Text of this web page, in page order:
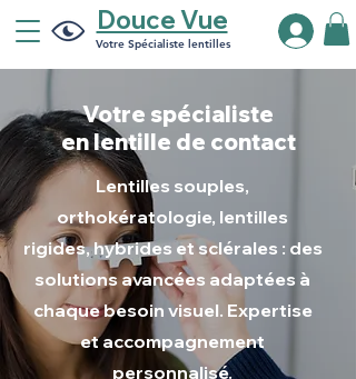
Douce Vue
Votre Spécialiste lentilles
Votre spécialiste
enlentille de contact
Lentilles souples,
orthokératologie, lentilles
rigides, hybrides et sclérales : des
solutions avancées adaptées à
chaque besoin visuel. Expertise
et accompagnement
personnalisé.